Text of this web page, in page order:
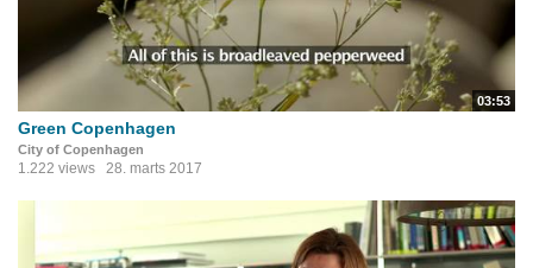
03:53
Green Copenhagen
City of Copenhagen
1.222 views 28. marts 2017